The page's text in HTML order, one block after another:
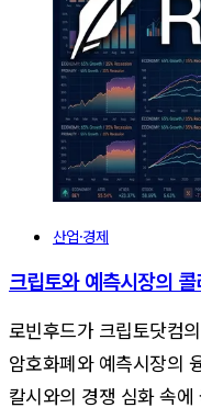
산업·경제
크립토와 예측시장의
로빈후드가 크립토닷컴
암호화폐와 예측시장의
칼시와의 경쟁 심화 속